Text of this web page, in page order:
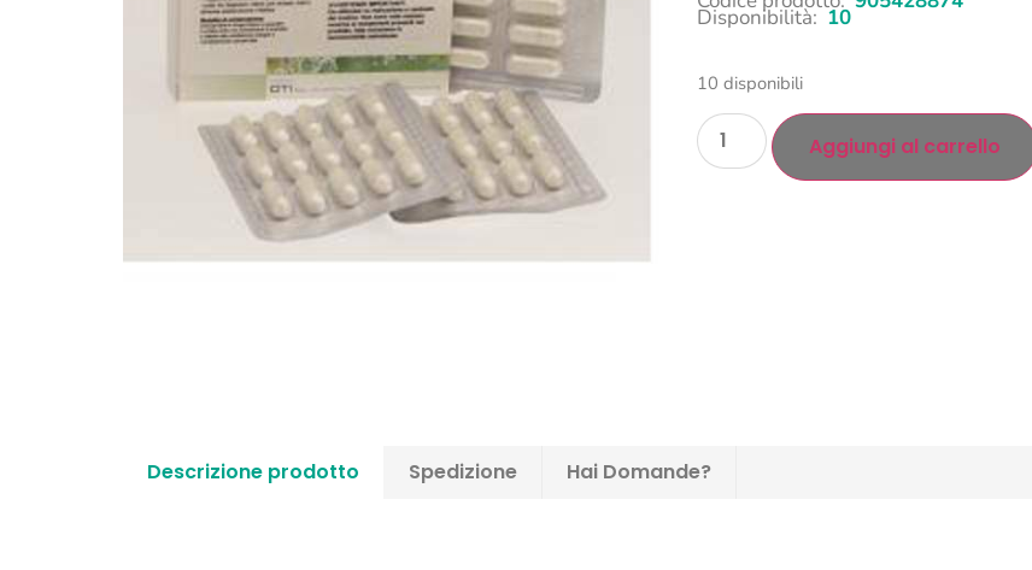
Disponibilità: 10
10 disponibili
Aggiungi al carrello
Descrizione prodotto Spedizione Hai Domande?